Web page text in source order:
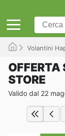
Volantini
OFFERTA
STORE
Valido dal 22